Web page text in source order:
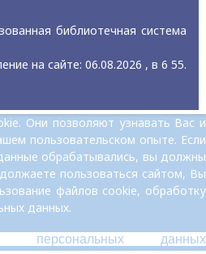
библиотечная система
на сайте: 06.08.2026 , в 6 55.
Они позволяют узнавать Вас и
пользовательском опыте. Если
обрабатывались, вы должны
пользоваться сайтом, Вы
файлов cookie, обработку
данных.
персональных данных